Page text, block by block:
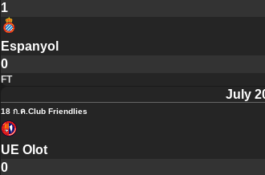
1
Espanyol
0
FT
July
18 ก.ค.Club Friendlies
UE Olot
0